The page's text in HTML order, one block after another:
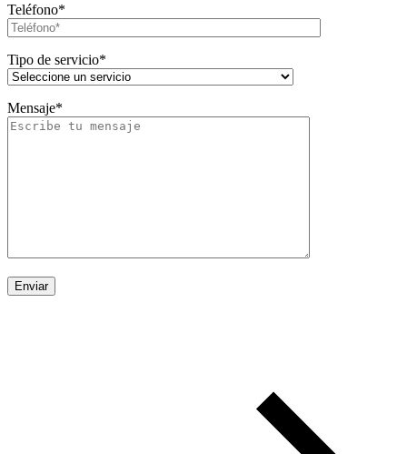
Teléfono*
Tipo de servicio*
Mensaje*